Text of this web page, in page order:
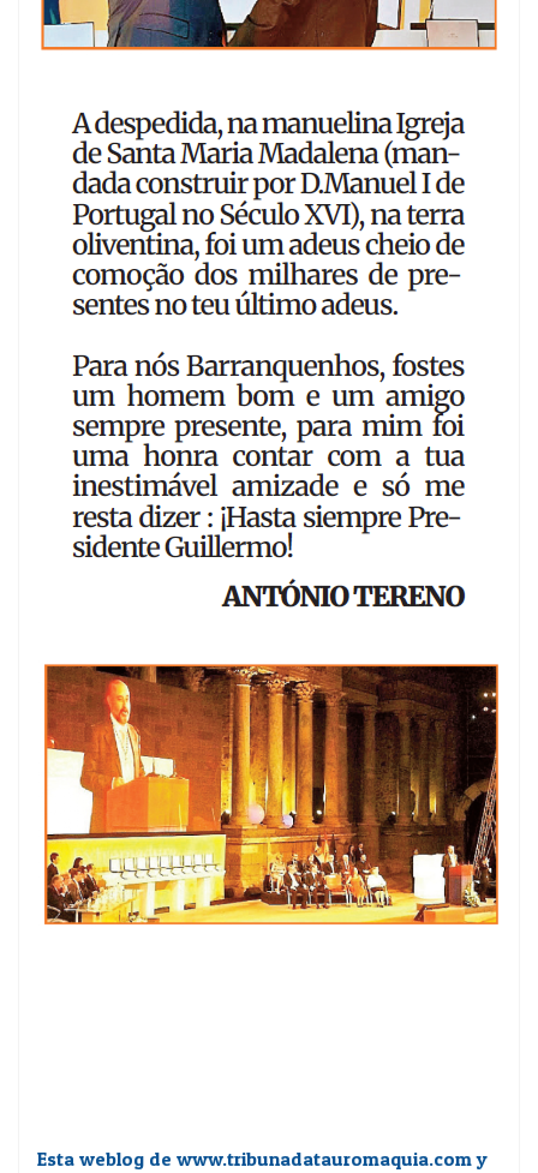
Esta weblog de www.tribunadatauromaquia.com y